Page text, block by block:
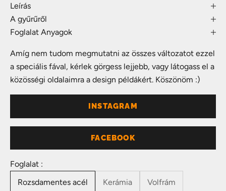
Leírás
A gyűrűről
Foglalat Anyagok
Amíg nem tudom megmutatni az összes változatot ezzel
a speciális fával, kérlek görgess lejjebb, vagy látogass el a
közösségi oldalaimra a design példákért. Köszönöm :)
INSTAGRAM
FACEBOOK
Foglalat :
Rozsdamentes acél
Kerámia Volfrám